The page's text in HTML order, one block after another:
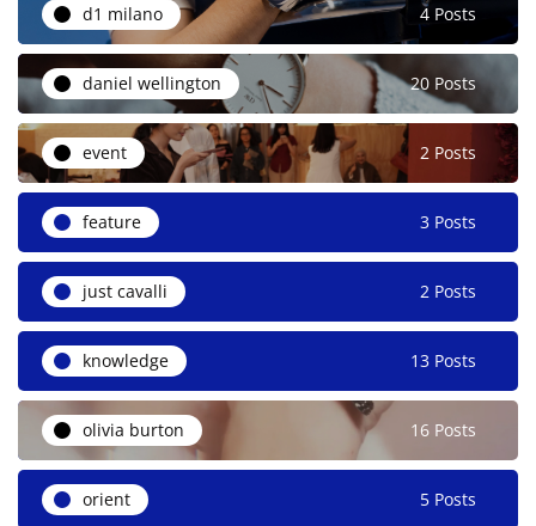
d1 milano 4 Posts
daniel wellington 20 Posts
event 2 Posts
feature 3 Posts
just cavalli 2 Posts
knowledge 13 Posts
olivia burton 16 Posts
orient 5 Posts